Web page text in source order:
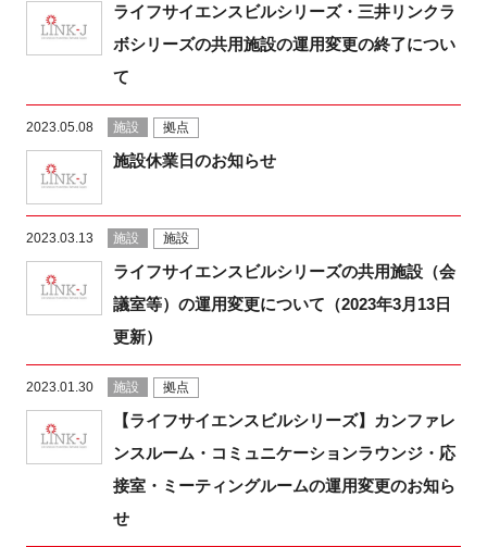
ライフサイエンスビルシリーズ・三井リンクラ
ボシリーズの共用施設の運用変更の終了につい
て
2023.05.08 施設 拠点
施設休業日のお知らせ
2023.03.13 施設 施設
ライフサイエンスビルシリーズの共用施設（会
議室等）の運用変更について（2023年3月13日
更新）
2023.01.30 施設 拠点
【ライフサイエンスビルシリーズ】カンファレ
ンスルーム・コミュニケーションラウンジ・応
接室・ミーティングルームの運用変更のお知ら
せ